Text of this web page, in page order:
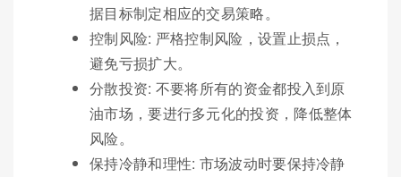
据目标制定相应的交易策略。
控制风险: 严格控制风险，设置止损点，
避免亏损扩大。
分散投资: 不要将所有的资金都投入到原
油市场，要进行多元化的投资，降低整体
风险。
保持冷静和理性: 市场波动时要保持冷静